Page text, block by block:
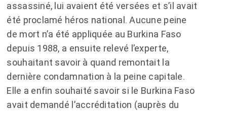
assassiné, lui avaient été versées et s’il avait
été proclamé héros national. Aucune peine
de mort n’a été appliquée au Burkina Faso
depuis 1988, a ensuite relevé l’experte,
souhaitant savoir à quand remontait la
dernière condamnation à la peine capitale.
Elle a enfin souhaité savoir si le Burkina Faso
avait demandé l’accréditation (auprès du